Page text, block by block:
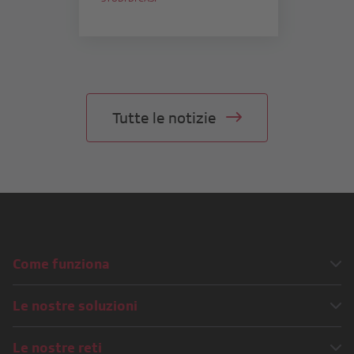
Tutte le notizie
Come funziona
Le nostre soluzioni
Le nostre reti